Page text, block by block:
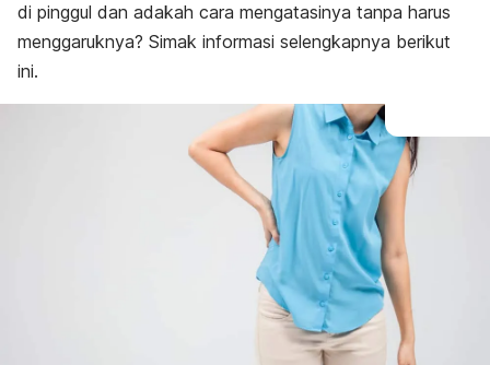
di pinggul dan adakah cara mengatasinya tanpa harus
menggaruknya? Simak informasi selengkapnya berikut
ini.